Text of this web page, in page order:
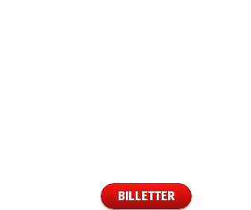
BILLETTER